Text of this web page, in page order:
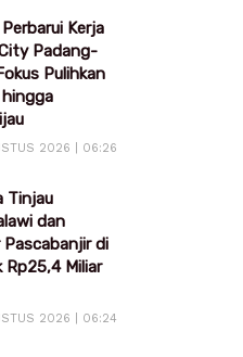
Kerja
Padang-
Pulihkan
2026 | 06:26
Tinjau
dan
di
Rp25,4 Miliar
2026 | 06:24